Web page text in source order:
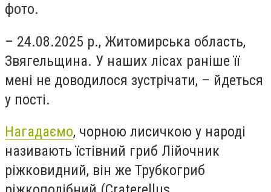
фото.
– 24.08.2025 р., Житомирська область,
Звягельщина. У наших лісах раніше її
мені не доводилося зустрічати, – йдеться
у пості.
Нагадаємо, чорною лисичкою у народі
називають їстівний гриб Лійочник
ріжковидний, він же Трубкогриб